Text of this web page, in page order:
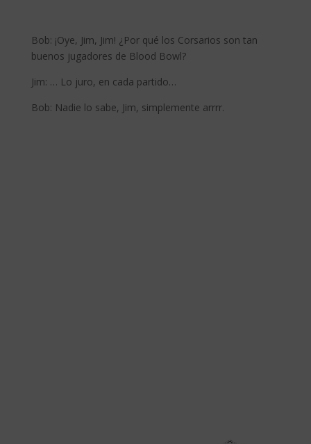
Bob: ¡Oye, Jim, Jim! ¿Por qué los Corsarios son tan
buenos jugadores de Blood Bowl?
Jim: … Lo juro, en cada partido…
Bob: Nadie lo sabe, Jim, simplemente arrrr.